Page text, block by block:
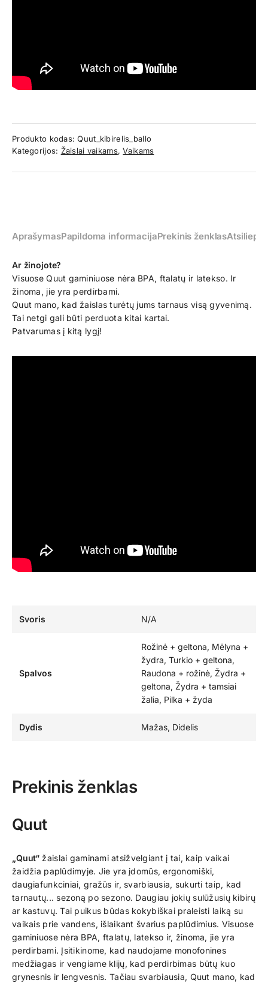
Produkto kodas:Quut_kibirelis_ballo
Kategorijos: Žaislai vaikams,Vaikams
AprašymasPapildoma informacijaPrekinis ženklas
Ar žinojote?
Visuose Quut gaminiuose nėra BPA, ftalatų ir latekso. Ir
žinoma, jie yra perdirbami.
Quut mano, kad žaislas turėtų jums tarnaus visą gyvenimą.
Tai netgi gali būti perduota kitai kartai.
Patvarumas į kitą lygį!
Svoris N/A
Spalvos
Rožinė + geltona, Mėlyna +
žydra, Turkio + geltona,
Raudona + rožinė, Žydra +
geltona, Žydra + tamsiai
žalia, Pilka + žyda
Dydis Mažas, Didelis
Prekinis ženklas
Quut
„Quut“ žaislai gaminami atsižvelgiant į tai, kaip vaikai
žaidžia paplūdimyje. Jie yra įdomūs, ergonomiški,
daugiafunkciniai, gražūs ir, svarbiausia, sukurti taip, kad
tarnautų... sezoną po sezono. Daugiau jokių sulūžusių kibirų
ar kastuvų. Tai puikus būdas kokybiškai praleisti laiką su
vaikais prie vandens, išlaikant švarius paplūdimius. Visuose
gaminiuose nėra BPA, ftalatų, latekso ir, žinoma, jie yra
perdirbami. Įsitikinome, kad naudojame monofonines
medžiagas ir vengiame klijų, kad perdirbimas būtų kuo
grynesnis ir lengvesnis. Tačiau svarbiausia, Quut mano, kad